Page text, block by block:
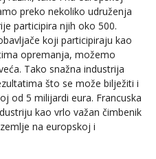
preko nekoliko udruženja
participira njih oko 500.
koji participiraju kao
opremanja, možemo
Tako snažna industrija
što se može bilježiti i
od 5 milijardi eura. Francuska
kao vrlo važan čimbenik
na europskoj i